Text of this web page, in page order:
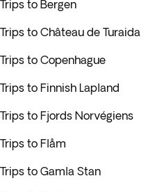
Trips to Bergen
Trips to Château de Turaida
Trips to Copenhague
Trips to Finnish Lapland
Trips to Fjords Norvégiens
Trips to Flåm
Trips to Gamla Stan